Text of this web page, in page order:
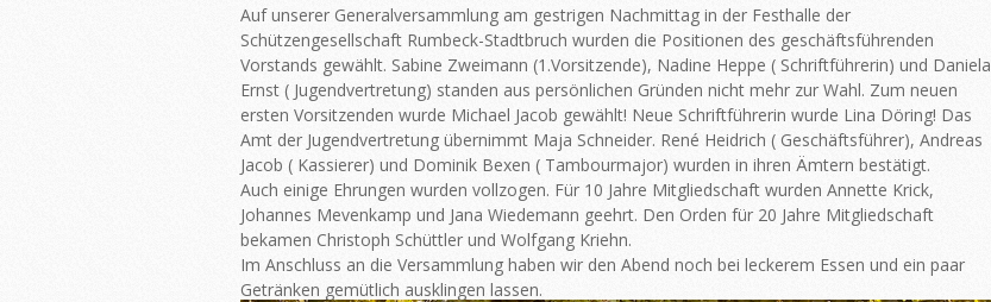
Auf unserer Generalversammlung am gestrigen Nachmittag in der Festhalle der
Schützengesellschaft Rumbeck-Stadtbruch wurden die Positionen des geschäftsführenden
Vorstands gewählt. Sabine Zweimann (1.Vorsitzende), Nadine Heppe ( Schriftführerin) und Daniela
Ernst ( Jugendvertretung) standen aus persönlichen Gründen nicht mehr zur Wahl. Zum neuen
ersten Vorsitzenden wurde Michael Jacob gewählt! Neue Schriftführerin wurde Lina Döring! Das
Amt der Jugendvertretung übernimmt Maja Schneider. René Heidrich ( Geschäftsführer), Andreas
Jacob ( Kassierer) und Dominik Bexen ( Tambourmajor) wurden in ihren Ämtern bestätigt.
Auch einige Ehrungen wurden vollzogen. Für 10 Jahre Mitgliedschaft wurden Annette Krick,
Johannes Mevenkamp und Jana Wiedemann geehrt. Den Orden für 20 Jahre Mitgliedschaft
bekamen Christoph Schüttler und Wolfgang Kriehn.
Im Anschluss an die Versammlung haben wir den Abend noch bei leckerem Essen und ein paar
Getränken gemütlich ausklingen lassen.